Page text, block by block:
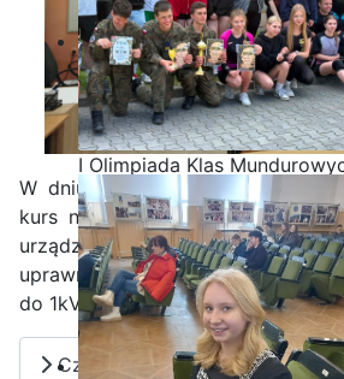
I Olimpiada Klas
W dniu 28 marca 2025r w
kurs na grupę G1, Eksploatacja
urządzeń elektrycznych
uprawnia do wykonywania prac
do 1kV.
Czytaj więcej: Kurs SEP